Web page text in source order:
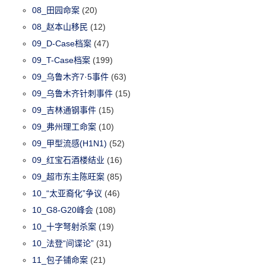
08_田园命案 (20)
08_赵本山移民 (12)
09_D-Case档案 (47)
09_T-Case档案 (199)
09_乌鲁木齐7·5事件 (63)
09_乌鲁木齐针刺事件 (15)
09_吉林通钢事件 (15)
09_弗州理工命案 (10)
09_甲型流感(H1N1) (52)
09_红宝石酒楼结业 (16)
09_超市东主陈旺案 (85)
10_“太亚裔化”争议 (46)
10_G8-G20峰会 (108)
10_十字弩射杀案 (19)
10_法登“间谍论” (31)
11_包子铺命案 (21)